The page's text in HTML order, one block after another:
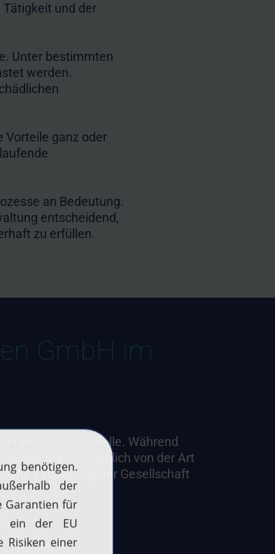
und der
Unter bestimmten
werden.
Vorteile ganz oder
an Bedeutung.
entscheidend,
zu erfüllen.
GmbH im
eine zentrale Rolle. Während
maßgeblich von der Art
Einordnung der Gesellschaft